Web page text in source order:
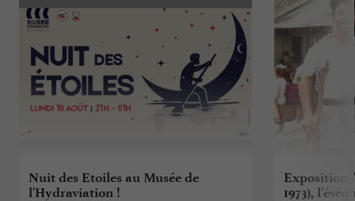
Nuit des Etoiles au Musée de
l'Hydraviation !
Exposition
1973),